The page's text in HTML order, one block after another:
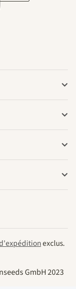
exclus.
GmbH 2023